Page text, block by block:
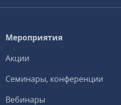
Мероприятия
Акции
Семинары, конференции
Вебинары